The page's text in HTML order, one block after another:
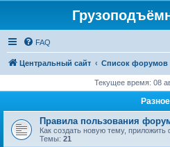
FAQ
Центральный сайт Список форумов
Текущее время: 08
Разное
Правила пользования
Как создать новую тему, приложить
Темы: 21